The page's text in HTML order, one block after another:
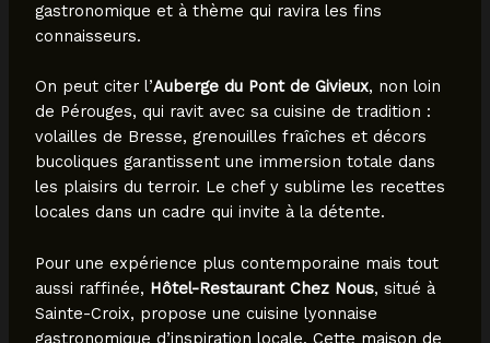
gastronomique et à thème qui ravira les fins
connaisseurs.
On peut citer l’Auberge du Pont de Givieux, non loin
de Pérouges, qui ravit avec sa cuisine de tradition :
volailles de Bresse, grenouilles fraîches et décors
bucoliques garantissent une immersion totale dans
les plaisirs du terroir. Le chef y sublime les recettes
locales dans un cadre qui invite à la détente.
Pour une expérience plus contemporaine mais tout
aussi raffinée, Hôtel-Restaurant Chez Nous, situé à
Sainte-Croix, propose une cuisine lyonnaise
gastronomique d’inspiration locale. Cette maison de